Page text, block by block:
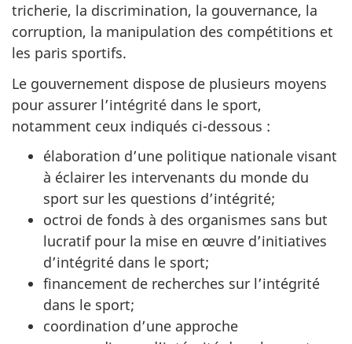
tricherie, la discrimination, la gouvernance, la
corruption, la manipulation des compétitions et
les paris sportifs.
Le gouvernement dispose de plusieurs moyens
pour assurer l’intégrité dans le sport,
notamment ceux indiqués ci-dessous :
élaboration d’une politique nationale visant
à éclairer les intervenants du monde du
sport sur les questions d’intégrité;
octroi de fonds à des organismes sans but
lucratif pour la mise en œuvre d’initiatives
d’intégrité dans le sport;
financement de recherches sur l’intégrité
dans le sport;
coordination d’une approche